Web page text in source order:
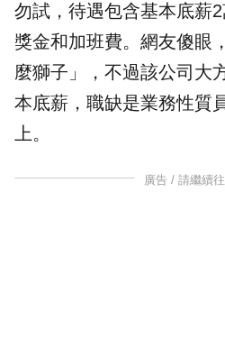
勿試，待遇包含基本底薪
獎金和加班費。網友傻眼
麼獅子」，不過該公司大
本底薪，職缺是業務性質
上。
廣告 / 請繼續